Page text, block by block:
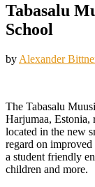
Tabasalu
School
by Alexander
The Tabasalu
Harjumaa,
located in the new
regard on improved
a student friendly
children and more.